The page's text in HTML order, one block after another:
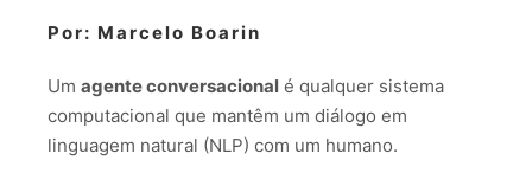
Por: Marcelo Boarin
Um agente conversacional é qualquer sistema
computacional que mantêm um diálogo em
linguagem natural (NLP) com um humano.